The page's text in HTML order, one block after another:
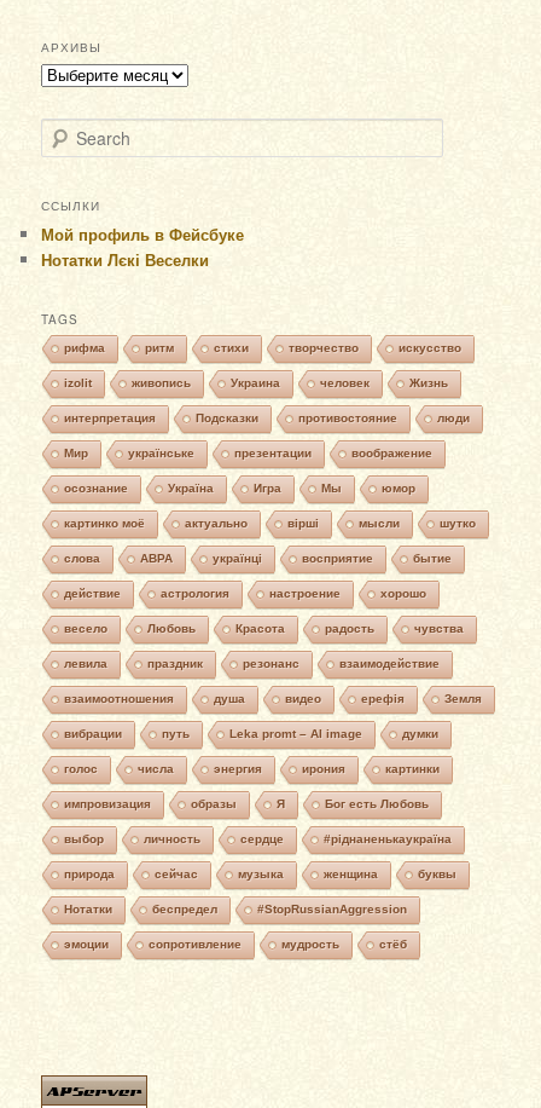
АРХИВЫ
Архивы
Search
ССЫЛКИ
Мой профиль в Фейсбуке
Нотатки Лєкі Веселки
TAGS
рифма ритм стихи творчество искусство
izolit живопись Украина человек Жизнь
интерпретация Подсказки противостояние люди
Мир українське презентации воображение
осознание Україна Игра Мы юмор
картинко моё актуально вірші мысли шутко
слова АВРА українці восприятие бытие
действие астрология настроение хорошо
весело Любовь Красота радость чувства
левила праздник резонанс взаимодействие
взаимоотношения душа видео ерефія Земля
вибрации путь Leka promt – AI image думки
голос числа энергия ирония картинки
импровизация образы Я Бог есть Любовь
выбор личность сердце #ріднаненькаукраїна
природа сейчас музыка женщина буквы
Нотатки беспредел #StopRussianAggression
эмоции сопротивление мудрость стёб